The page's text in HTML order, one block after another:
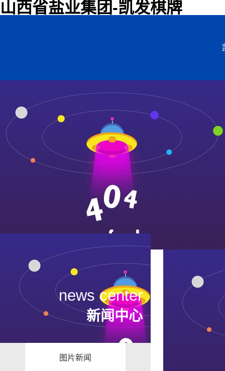
山西省盐业集团-凯发棋牌
news center
新闻中心
图片新闻